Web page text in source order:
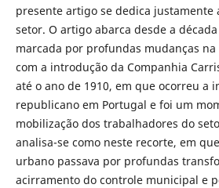
presente artigo se dedica justamente
setor. O artigo abarca desde a
marcada por profundas mudanças
com a introdução da Companhia
até o ano de 1910, em que ocorreu a
republicano em Portugal e foi um
mobilização dos trabalhadores do
analisa-se como neste recorte, em
urbano passava por profundas
acirramento do controle municipal e